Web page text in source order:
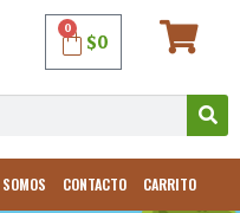
$0
0
CONTACTO CARRITO